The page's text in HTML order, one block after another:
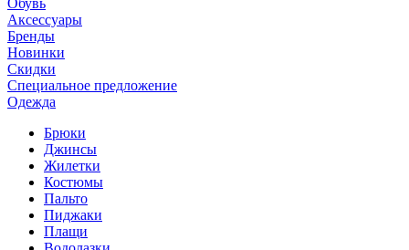
Обувь
Аксессуары
Бренды
Новинки
Скидки
Специальное предложение
Одежда
Брюки
Джинсы
Жилетки
Костюмы
Пальто
Пиджаки
Плащи